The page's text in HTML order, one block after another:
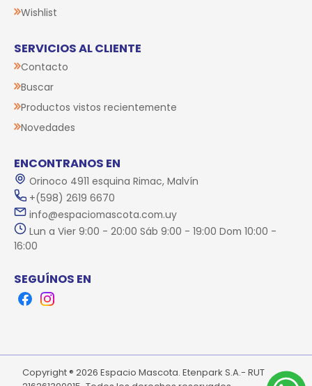
Wishlist
SERVICIOS AL CLIENTE
Contacto
Buscar
Productos vistos recientemente
Novedades
ENCONTRANOS EN
Orinoco 4911 esquina Rimac, Malvín
+(598) 2619 6670
info@espaciomascota.com.uy
Lun a Vier 9:00 - 20:00 Sáb 9:00 - 19:00 Dom 10:00 -
16:00
SEGUÍNOS EN
FacebookInstagram
Copyright ® 2026 Espacio Mascota. Etenpark S.A.- RUT